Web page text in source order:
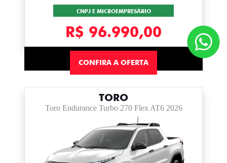
CNPJ E MICROEMPRESÁRIO
R$ 96.990,00
CONFIRA A OFERTA
TORO
Toro Endurance Turbo 270 Flex AT6 2026